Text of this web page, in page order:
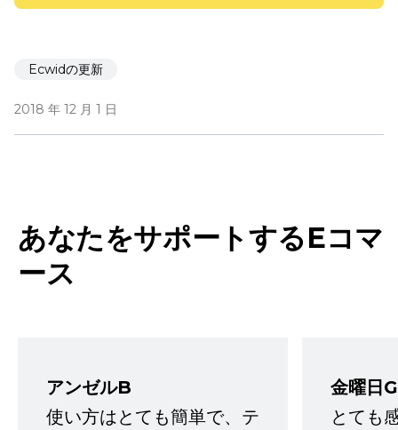
Ecwidの更新
2018 年 12 月 1 日
あなたをサポートするEコマ
ース
アンゼルB
使い方はとても簡単で、テ
金曜日G
とても